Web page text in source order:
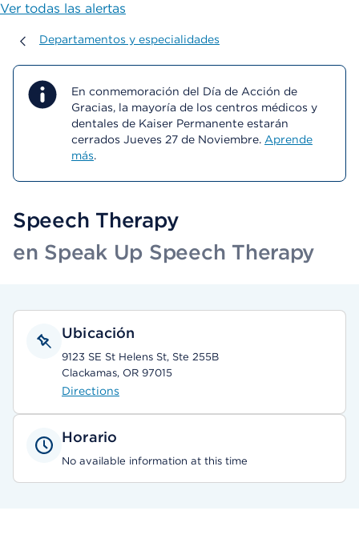
Ver todas las alertas
Departamentos y especialidades
Departamentos y especialidades
En conmemoración del Día de Acción de
Gracias, la mayoría de los centros médicos y
dentales de Kaiser Permanente estarán
cerrados Jueves 27 de Noviembre. Aprende
más.
Speech Therapy
en Speak Up Speech Therapy
Ubicación
9123 SE St Helens St, Ste 255B
Clackamas, OR 97015
Directions
Horario
No available information at this time